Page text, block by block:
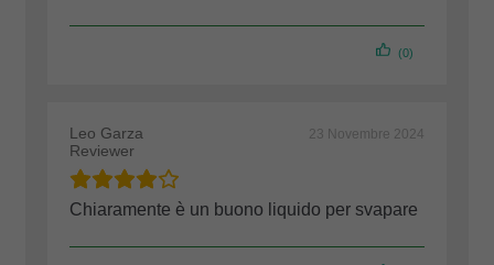
(0)
Leo Garza
Reviewer
23 Novembre 2024
Chiaramente è un buono liquido per svapare